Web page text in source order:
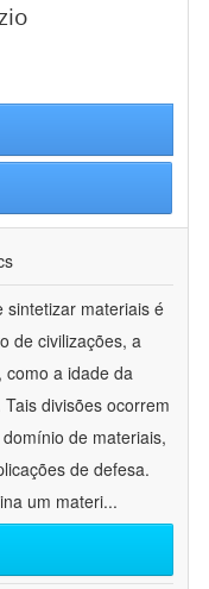
sintetizar materiais é
de civilizações, a
como a idade da
divisões ocorrem
de materiais,
de defesa.
um materi...